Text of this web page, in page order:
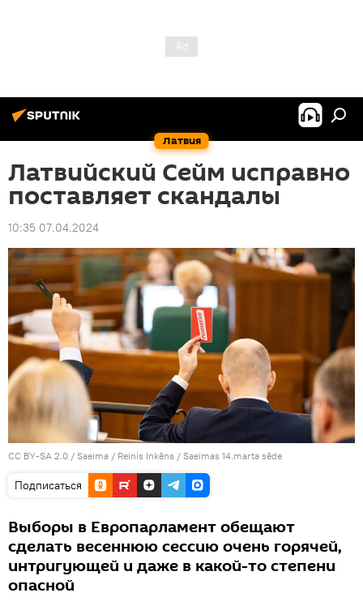
Латвия
Латвийский Сейм исправно
поставляет скандалы
10:35 07.04.2024
CC BY-SA 2.0 / Saeima / Reinis Inkēns / Saeimas 14.marta sēde
Подписаться
Выборы в Европарламент обещают
сделать весеннюю сессию очень горячей,
интригующей и даже в какой-то степени
опасной